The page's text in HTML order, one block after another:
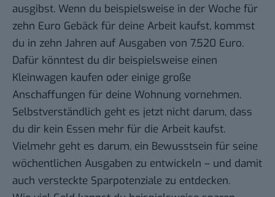
ausgibst. Wenn du beispielsweise in der Woche für
zehn Euro Gebäck für deine Arbeit kaufst, kommst
du in zehn Jahren auf Ausgaben von 7.520 Euro.
Dafür könntest du dir beispielsweise einen
Kleinwagen kaufen oder einige große
Anschaffungen für deine Wohnung vornehmen.
Selbstverständlich geht es jetzt nicht darum, dass
du dir kein Essen mehr für die Arbeit kaufst.
Vielmehr geht es darum, ein Bewusstsein für seine
wöchentlichen Ausgaben zu entwickeln – und damit
auch versteckte Sparpotenziale zu entdecken.